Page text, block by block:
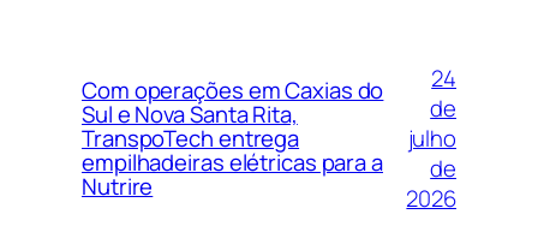
Com operações em Caxias do
Sul e Nova Santa Rita,
TranspoTech entrega
empilhadeiras elétricas para a
Nutrire
24
de
julho
de
2026